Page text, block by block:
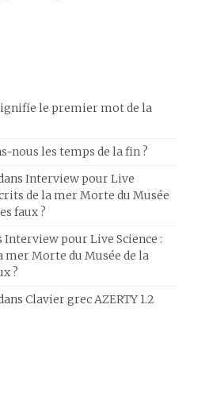
le premier mot de la
nous les temps de la fin ?
Interview pour Live
de la mer Morte du Musée
faux ?
Interview pour Live Science :
mer Morte du Musée de la
?
Clavier grec AZERTY 1.2